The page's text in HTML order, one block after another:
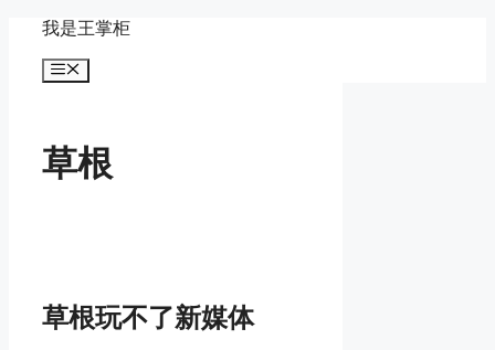
content
我是王掌柜
Menu
草根
草根玩不了新媒体